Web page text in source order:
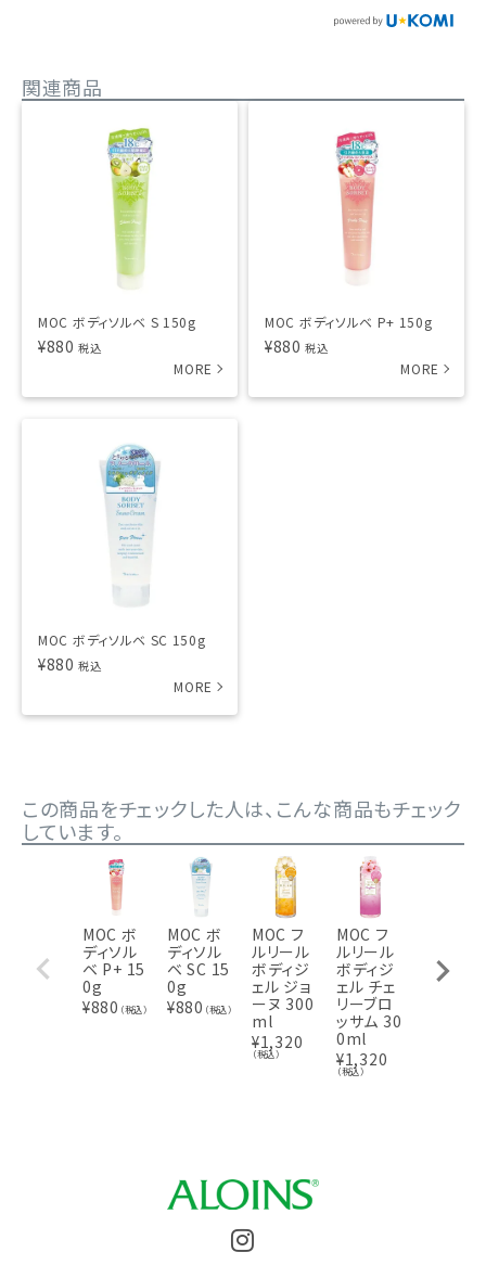
関連商品
MOC ボディソルベ S 150g
¥880 税込
MOC ボディソルベ P+ 150g
¥880 税込
MOC ボディソルベ SC 150g
¥880 税込
この商品をチェックした人は、こんな商品もチェック
しています。
MOC ボ
ディソル
ベ P+ 15
0g
¥880 （税込）
MOC ボ
ディソル
ベ SC 15
0g
¥880 （税込）
MOC フ
ルリール
ボディジ
ェル ジョ
ーヌ 300
ml
¥1,320
（税込）
MOC フ
ルリール
ボディジ
ェル チェ
リーブロ
ッサム 30
0ml
¥1,320
（税込）
ボディジ
ェル ヴィ